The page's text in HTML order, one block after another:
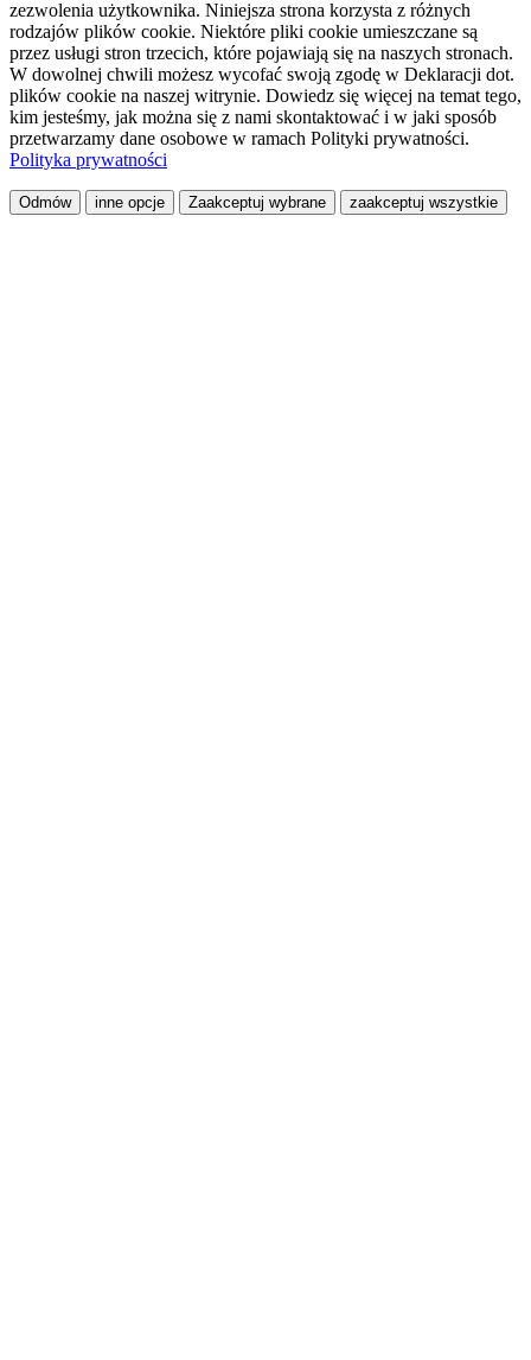
zezwolenia użytkownika. Niniejsza strona korzysta z różnych
rodzajów plików cookie. Niektóre pliki cookie umieszczane są
przez usługi stron trzecich, które pojawiają się na naszych stronach.
W dowolnej chwili możesz wycofać swoją zgodę w Deklaracji dot.
plików cookie na naszej witrynie. Dowiedz się więcej na temat tego,
kim jesteśmy, jak można się z nami skontaktować i w jaki sposób
przetwarzamy dane osobowe w ramach Polityki prywatności.
Polityka prywatności
Odmów inne opcje Zaakceptuj wybrane zaakceptuj wszystkie